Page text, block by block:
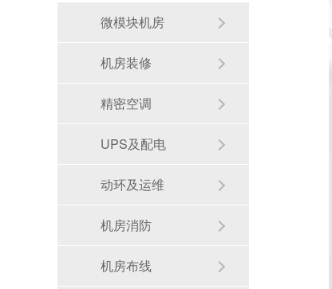
微模块机房
机房装修
精密空调
UPS及配电
动环及运维
机房消防
机房布线